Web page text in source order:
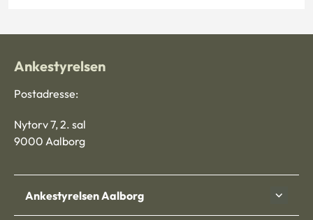
Ankestyrelsen
Postadresse:
Nytorv 7, 2. sal
9000 Aalborg
Ankestyrelsen Aalborg